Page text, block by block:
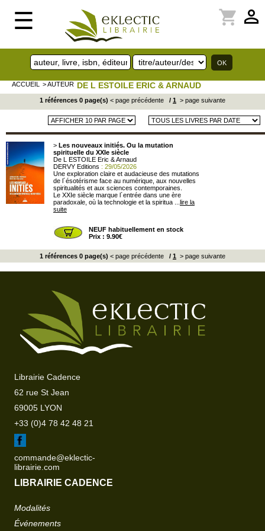
☰ perm_identity
shopping_cart
ACCUEIL > AUTEUR DE L ESTOILE ERIC & ARNAUD
1 références 0 page(s) < page précédente / 1 > page suivante
> Les nouveaux initiés. Ou la mutation
spirituelle du XXIe siècle
De L ESTOILE Eric & Arnaud
DERVY Editions : 29/05/2026
Une exploration claire et audacieuse des mutations
de l´ésotérisme face au numérique, aux nouvelles
spiritualités et aux sciences contemporaines.
Le XXIe siècle marque l´entrée dans une ère
paradoxale, où la technologie et la spiritua ... lire la
suite
NEUF habituellement en stock
Prix : 9.90€
1 références 0 page(s) < page précédente / 1 > page suivante
Librairie Cadence
62 rue St Jean
69005 LYON
+33 (0)4 78 42 48 21
commande@eklectic-
librairie.com
LIBRAIRIE CADENCE
Modalités
Événements